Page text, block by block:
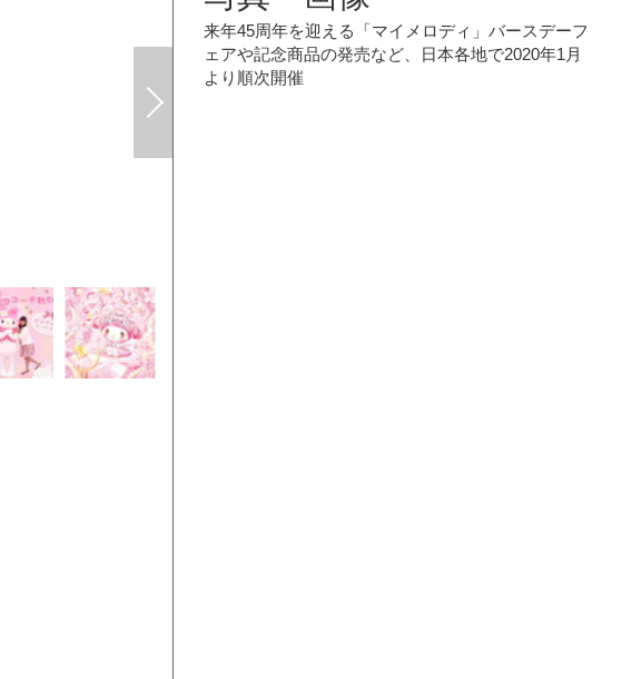
来年45周年を迎える「マイメロディ」バースデーフ
ェアや記念商品の発売など、日本各地で2020年1月
より順次開催